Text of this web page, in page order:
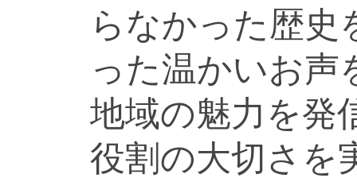
らなかった歴史
った温かいお声
地域の魅力を発
役割の大切さを